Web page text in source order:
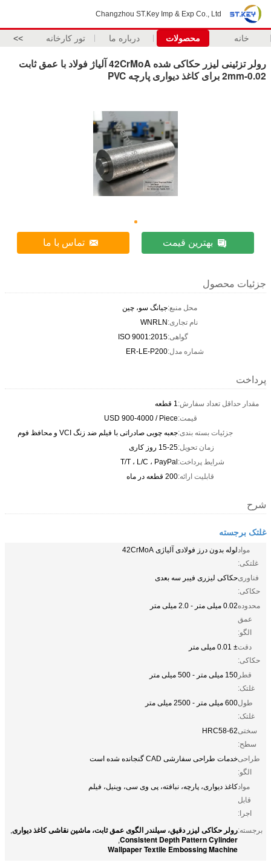
Changzhou ST.Key Imp & Exp Co., Ltd
خانه محصولات درباره ما تور کارخانه >>
رولر تزئینی لیزر حکاکی شده 42CrMoA آلیاژ فولاد با عمق ثابت
0.02-2mm برای کاغذ دیواری پارچه PVC
بهترین قیمت تماس با ما
جزئیات محصول
محل منبع:جیانگ سو، چین
نام تجاری:WNRLN
گواهی:ISO 9001:2015
شماره مدل:ER-LE-P200
پرداخت
مقدار حداقل تعداد سفارش:1 قطعه
قیمت:USD 900-4000 / Piece
جزئیات بسته بندی:جعبه چوبی صادراتی با فیلم ضد زنگ VCI و محافظ فوم
زمان تحویل:15-25 روز کاری
شرایط پرداخت:T/T ، L/C ، PayPal
قابلیت ارائه:200 قطعه در ماه
شرح
غلتک برجسته
مواد
غلتکی:
لوله بدون درز فولادی آلیاژی 42CrMoA
فناوری
حکاکی:
حکاکی لیزری فیبر سه بعدی
محدوده
عمق
الگو:
0.02 میلی متر - 2.0 میلی متر
دقت
حکاکی:
± 0.01 میلی متر
قطر
غلتک:
150 میلی متر - 500 میلی متر
طول
غلتک:
600 میلی متر - 2500 میلی متر
سختی
سطح:
HRC58-62
طراحی
الگو:
خدمات طراحی سفارشی CAD گنجانده شده است
مواد
قابل
اجرا:
کاغذ دیواری، پارچه، نبافته، پی وی سی، وینیل، فیلم
برجسته:رولر حکاکی لیزر دقیق، سیلندر الگوی عمق ثابت، ماشین نقاشی کاغذ دیواری,
Consistent Depth Pattern Cylinder
,
Wallpaper Textile Embossing Machine